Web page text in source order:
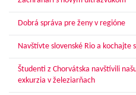
Dobrá správa pre ženy v regióne
Navštívte slovenské Rio a kochajte
Študenti z Chorvátska navštívili
exkurzia v železiarňach